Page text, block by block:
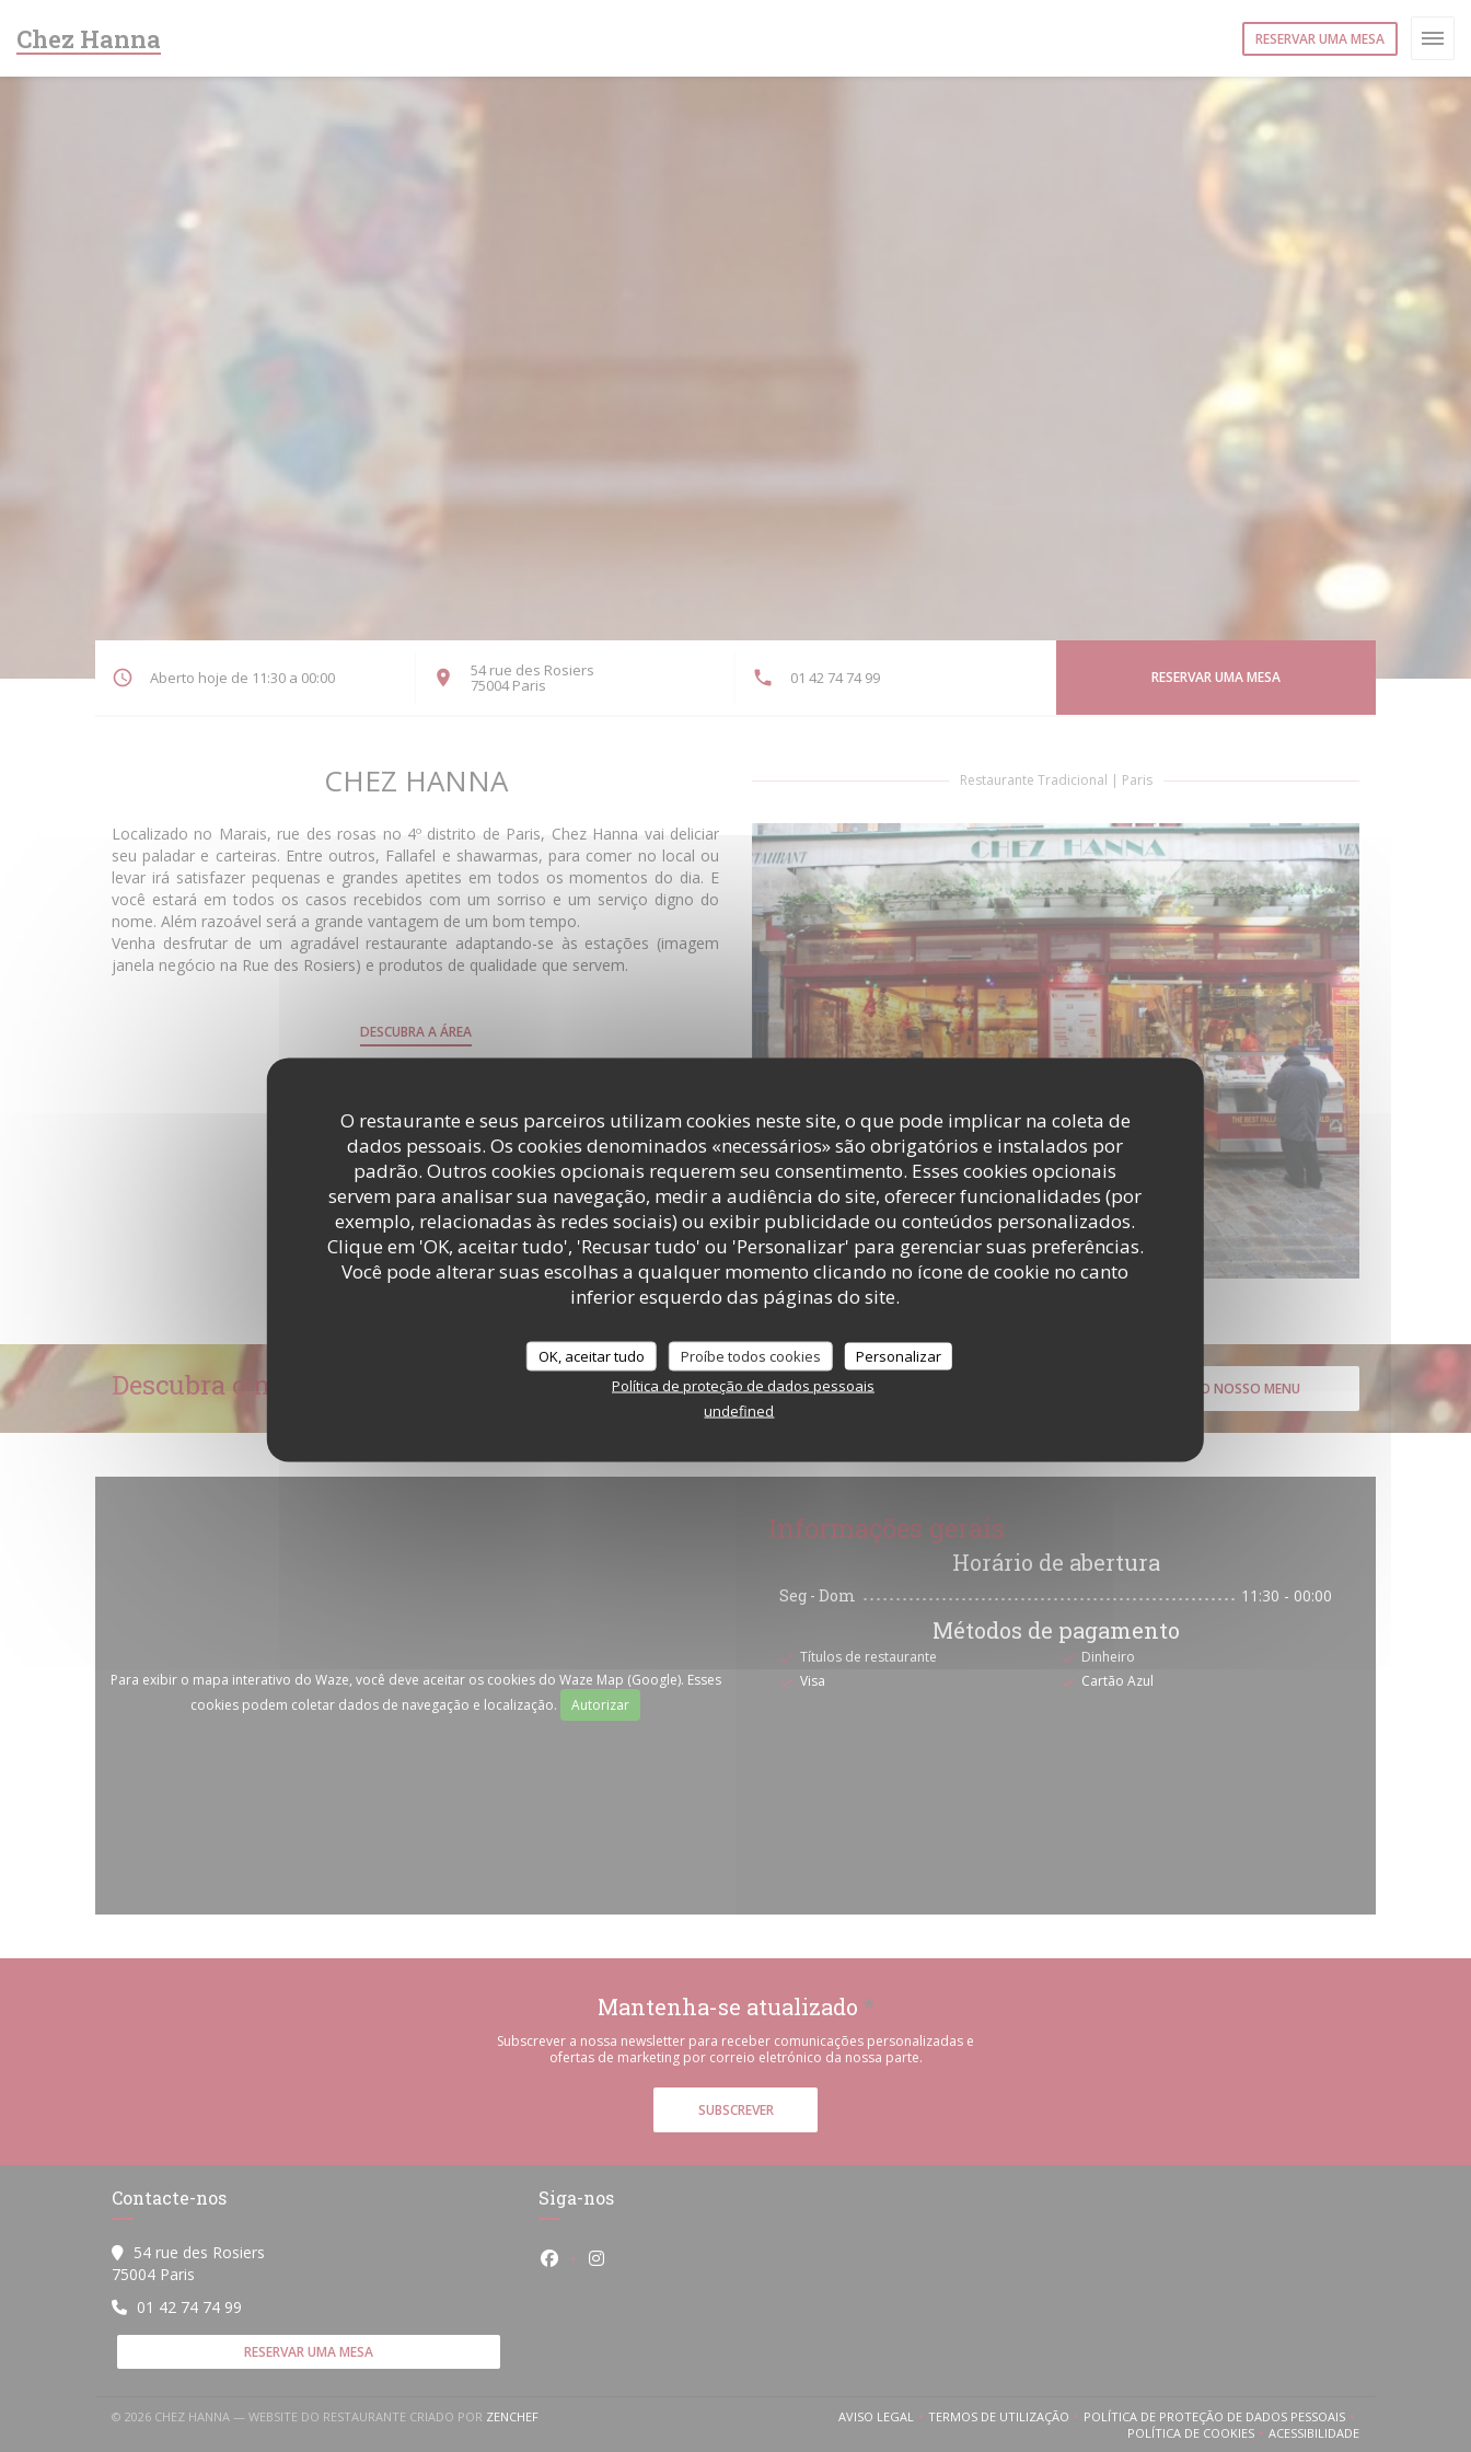
O restaurante e seus parceiros utilizam cookies neste site, o que pode implicar na coleta de
dados pessoais. Os cookies denominados «necessários» são obrigatórios e instalados por
padrão. Outros cookies opcionais requerem seu consentimento. Esses cookies opcionais
servem para analisar sua navegação, medir a audiência do site, oferecer funcionalidades (por
exemplo, relacionadas às redes sociais) ou exibir publicidade ou conteúdos personalizados.
Clique em 'OK, aceitar tudo', 'Recusar tudo' ou 'Personalizar' para gerenciar suas preferências.
Você pode alterar suas escolhas a qualquer momento clicando no ícone de cookie no canto
inferior esquerdo das páginas do site.
OK, aceitar tudo Proíbe todos cookies
Personalizar
Política de proteção de dados pessoais
undefined
Chez Hanna RESERVAR UMA MESA
Aberto hoje de 11:30 a 00:00 54 rue des Rosiers
75004 Paris((abre numa nova janela)) 01 42 74 74 99 RESERVAR UMA MESA
CHEZ HANNA Restaurante Tradicional | Paris
Localizado no Marais, rue des rosas no 4º distrito de Paris, Chez Hanna vai deliciar
seu paladar e carteiras. Entre outros, Fallafel e shawarmas, para comer no local ou
levar irá satisfazer pequenas e grandes apetites em todos os momentos do dia. E
você estará em todos os casos recebidos com um sorriso e um serviço digno do
nome. Além razoável será a grande vantagem de um bom tempo.
Venha desfrutar de um agradável restaurante adaptando-se às estações (imagem
janela negócio na Rue des Rosiers) e produtos de qualidade que servem.
DESCUBRA A ÁREA
Descubra o nosso menu DESCUBRA O NOSSO MENU
Para exibir o mapa interativo do Waze, você deve aceitar os cookies do Waze Map (Google). Esses
cookies podem coletar dados de navegação e localização.
Autorizar
Informações gerais
Horário de abertura
Seg - Dom 11:30 - 00:00
Métodos de pagamento
Títulos de restaurante
Dinheiro
Visa
Cartão Azul
Mantenha-se atualizado *
Subscrever a nossa newsletter para receber comunicações personalizadas e
ofertas de marketing por correio eletrónico da nossa parte.
SUBSCREVER
Contacte-nos
54 rue des Rosiers
75004 Paris
01 42 74 74 99
RESERVAR UMA MESA
Siga-nos
Facebook ((abre numa nova janela))
Instagram ((abre numa nova janela))
© 2026 CHEZ HANNA — WEBSITE DO RESTAURANTE CRIADO POR ZENCHEF((ABRE NUMA NOVA JANELA)) AVISO LEGAL((ABRE NUMA NOVA JANELA))
TERMOS DE UTILIZAÇÃO((ABRE NUMA NOVA JANELA))POLÍTICA DE PROTEÇÃO DE DADOS PESSOAIS
((ABRE NUMA NOVA JANELA))
POLÍTICA DE COOKIES((ABRE NUMA NOVA JANELA))
ACESSIBILIDADE((ABRE NUMA NOVA